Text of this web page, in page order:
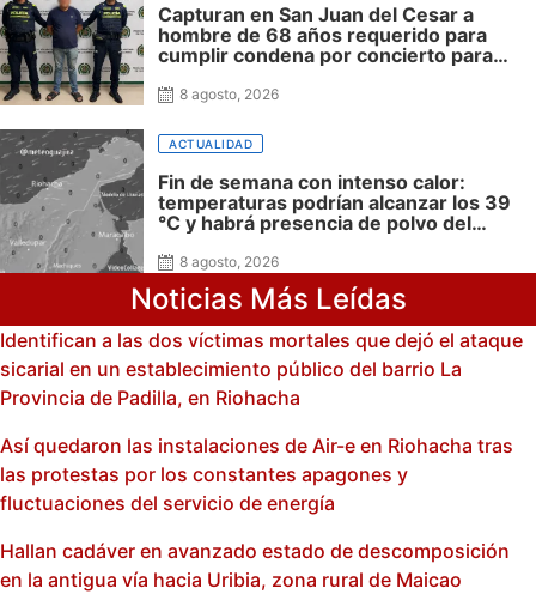
Capturan en San Juan del Cesar a
hombre de 68 años requerido para
cumplir condena por concierto para
8 agosto, 2026
ACTUALIDAD
Fin de semana con intenso calor:
temperaturas podrían alcanzar los 39
°C y habrá presencia de polvo del
8 agosto, 2026
Noticias Más Leídas
Identifican a las dos víctimas mortales que dejó el ataque
sicarial en un establecimiento público del barrio La
Provincia de Padilla, en Riohacha
Así quedaron las instalaciones de Air-e en Riohacha tras
las protestas por los constantes apagones y
fluctuaciones del servicio de energía
Hallan cadáver en avanzado estado de descomposición
en la antigua vía hacia Uribia, zona rural de Maicao